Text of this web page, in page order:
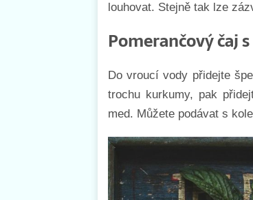
louhovat. Stejně tak lze
Pomerančový čaj
Do vroucí vody přidejte
trochu kurkumy, pak
med. Můžete podávat s